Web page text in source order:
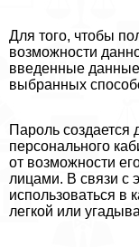
Для того, чтобы
возможности
введенные
выбранных
Пароль создается
персонального
от возможности
лицами. В связи с
использоваться в
легкой или